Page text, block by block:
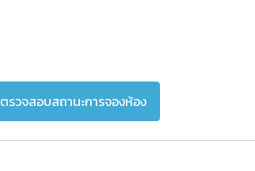
ตรวจสอบสถานะการจองห้อง